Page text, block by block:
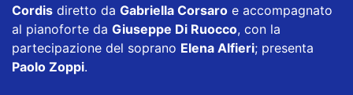
Cordis diretto da Gabriella Corsaro e accompagnato
al pianoforte da Giuseppe Di Ruocco, con la
partecipazione del soprano Elena Alfieri; presenta
Paolo Zoppi.